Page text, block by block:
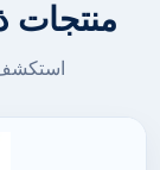
منتجات